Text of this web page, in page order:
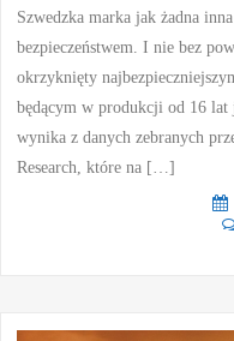
Szwedzka marka jak żadna
bezpieczeństwem. I nie bez
okrzyknięty
będącym w produkcji od 16 lat
wynika z danych zebranych
Research, które na […]